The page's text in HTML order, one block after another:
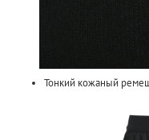
Тонкий кожаный